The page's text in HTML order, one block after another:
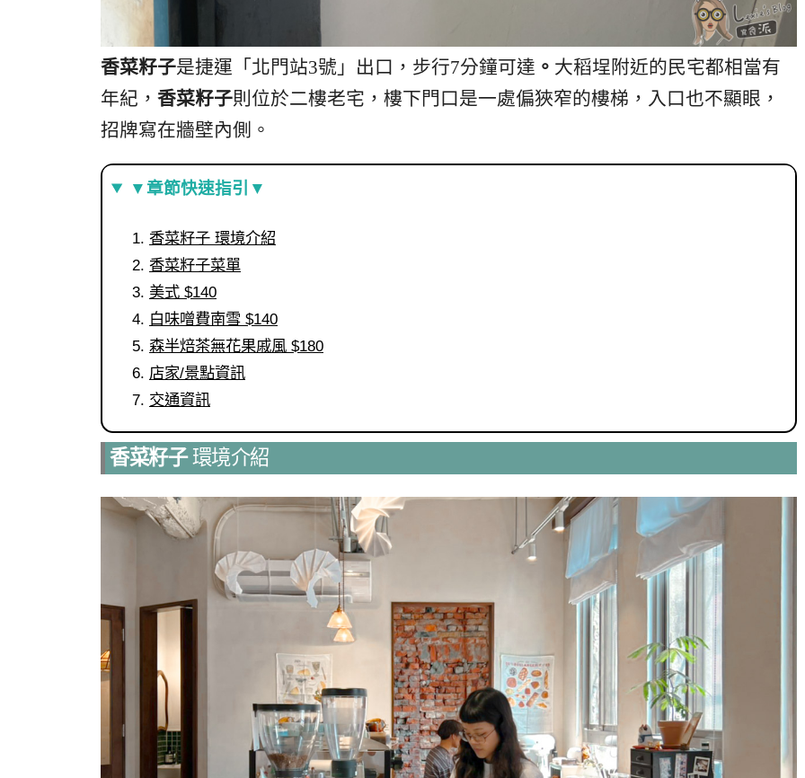
香菜籽子是捷運「北門站3號」出口，步行7分鐘可達 。 大稻埕附近的民宅都相當有
年紀， 香菜籽子則位於二樓老宅，樓下門口是一處偏狹窄的樓梯，入口也不顯眼，
招牌寫在牆壁內側。
▼章節快速指引▼
香菜籽子 環境介紹
香菜籽子菜單
美式 $140
白味噌費南雪 $140
森半焙茶無花果戚風 $180
店家/景點資訊
交通資訊
香菜籽子環境介紹